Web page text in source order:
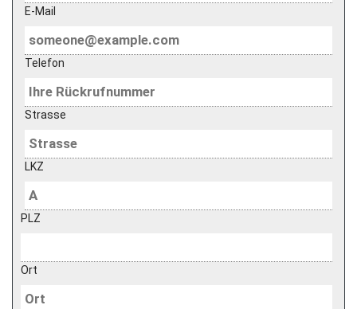
E-Mail
Telefon
Strasse
LKZ
PLZ
Ort